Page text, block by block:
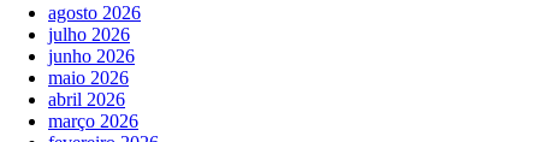
agosto 2026
julho 2026
junho 2026
maio 2026
abril 2026
março 2026